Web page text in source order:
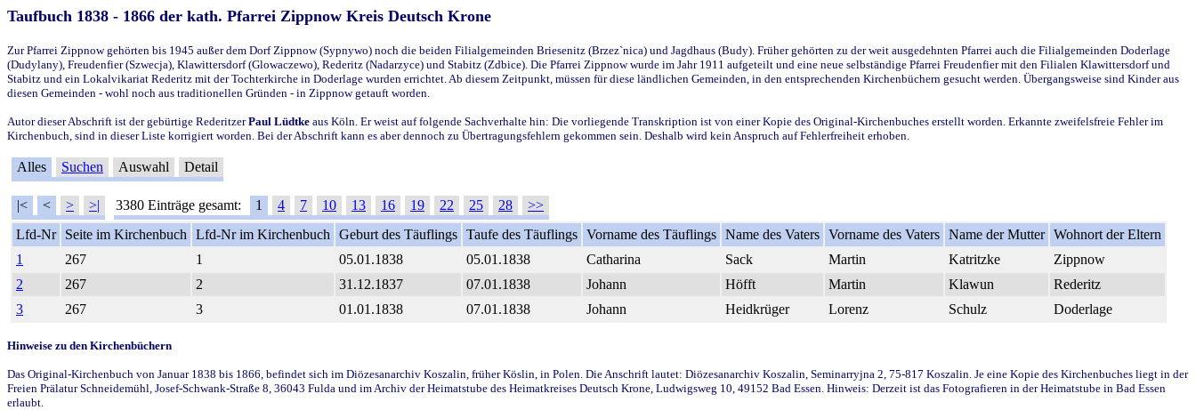
Taufbuch 1838 - 1866 der kath. Pfarrei Zippnow Kreis Deutsch Krone
Zur Pfarrei Zippnow gehörten bis 1945 außer dem Dorf Zippnow (Sypnywo) noch die beiden Filialgemeinden Briesenitz (Brzez`nica) und Jagdhaus (Budy). Früher gehörten zu der weit ausgedehnten Pfarrei auch die Filialgemeinden Doderlage
(Dudylany), Freudenfier (Szwecja), Klawittersdorf (Glowaczewo), Rederitz (Nadarzyce) und Stabitz (Zdbice). Die Pfarrei Zippnow wurde im Jahr 1911 aufgeteilt und eine neue selbständige Pfarrei Freudenfier mit den Filialen Klawittersdorf und
Stabitz und ein Lokalvikariat Rederitz mit der Tochterkirche in Doderlage wurden errichtet. Ab diesem Zeitpunkt, müssen für diese ländlichen Gemeinden, in den entsprechenden Kirchenbüchern gesucht werden. Übergangsweise sind Kinder aus
diesen Gemeinden - wohl noch aus traditionellen Gründen - in Zippnow getauft worden.
Autor dieser Abschrift ist der gebürtige RederitzerPaul Lüdtke aus Köln. Er weist auf folgende Sachverhalte hin: Die vorliegende Transkription ist von einer Kopie des Original-Kirchenbuches erstellt worden. Erkannte zweifelsfreie Fehler im
Kirchenbuch, sind in dieser Liste korrigiert worden. Bei der Abschrift kann es aber dennoch zu Übertragungsfehlern gekommen sein. Deshalb wird kein Anspruch auf Fehlerfreiheit erhoben.
Alles Suchen Auswahl Detail
|< < > >| 3380 Einträge gesamt: 1 4 7 10 13 16 19 22 25 28
>>
Lfd-Nr
Seite im Kirchenbuch Lfd-Nr im Kirchenbuch Geburt des Täuflings Taufe des Täuflings Vorname des Täuflings Name des Vaters Vorname des Vaters Name der Mutter Wohnort der Eltern
1
267 1 05.01.1838 05.01.1838 Catharina Sack Martin Katritzke
Zippnow
2
267 2 31.12.1837 07.01.1838 Johann Höfft Martin Klawun
Rederitz
3
267 3 01.01.1838 07.01.1838 Johann Heidkrüger Lorenz Schulz Doderlage
Hinweise zu den Kirchenbüchern
Das Original-Kirchenbuch von Januar 1838 bis 1866, befindet sich im Diözesanarchiv Koszalin, früher Köslin, in Polen. Die Anschrift lautet: Diözesanarchiv Koszalin, Seminarryjna 2, 75-817 Koszalin. Je eine Kopie des Kirchenbuches liegt in der
Freien Prälatur Schneidemühl, Josef-Schwank-Straße 8, 36043 Fulda und im Archiv der Heimatstube des Heimatkreises Deutsch Krone, Ludwigsweg 10, 49152 Bad Essen. Hinweis: Derzeit ist das Fotografieren in der Heimatstube in Bad Essen
erlaubt.